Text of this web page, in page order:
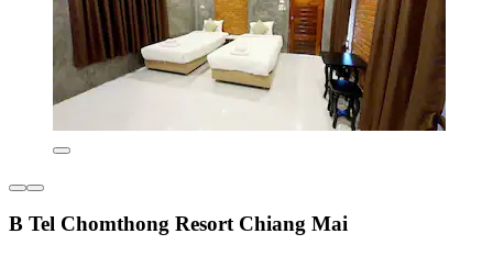
B Tel Chomthong Resort Chiang Mai